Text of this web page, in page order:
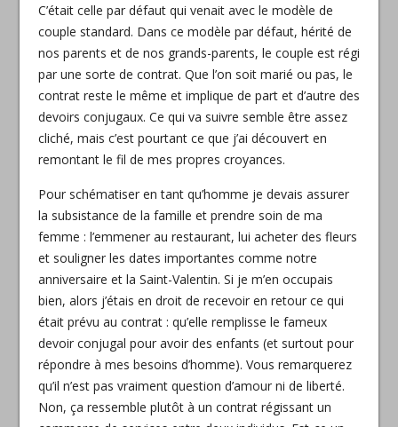
C’était celle par défaut qui venait avec le modèle de
couple standard. Dans ce modèle par défaut, hérité de
nos parents et de nos grands-parents, le couple est régi
par une sorte de contrat. Que l’on soit marié ou pas, le
contrat reste le même et implique de part et d’autre des
devoirs conjugaux. Ce qui va suivre semble être assez
cliché, mais c’est pourtant ce que j’ai découvert en
remontant le fil de mes propres croyances.
Pour schématiser en tant qu’homme je devais assurer
la subsistance de la famille et prendre soin de ma
femme : l’emmener au restaurant, lui acheter des fleurs
et souligner les dates importantes comme notre
anniversaire et la Saint-Valentin. Si je m’en occupais
bien, alors j’étais en droit de recevoir en retour ce qui
était prévu au contrat : qu’elle remplisse le fameux
devoir conjugal pour avoir des enfants (et surtout pour
répondre à mes besoins d’homme). Vous remarquerez
qu’il n’est pas vraiment question d’amour ni de liberté.
Non, ça ressemble plutôt à un contrat régissant un